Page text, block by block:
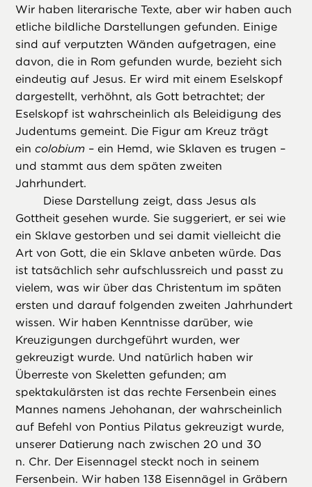
Wir haben literarische Texte, aber wir haben auch
etliche bildliche Darstellungen gefunden. Einige
sind auf verputzten Wänden aufgetragen, eine
davon, die in Rom gefunden wurde, bezieht sich
eindeutig auf Jesus. Er wird mit einem Eselskopf
dargestellt, verhöhnt, als Gott betrachtet; der
Eselskopf ist wahrscheinlich als Beleidigung des
Judentums gemeint. Die Figur am Kreuz trägt
eincolobium – ein Hemd, wie Sklaven es trugen –
und stammt aus dem späten zweiten
Jahrhundert.
Diese Darstellung zeigt, dass Jesus als
Gottheit gesehen wurde. Sie suggeriert, er sei wie
ein Sklave gestorben und sei damit vielleicht die
Art von Gott, die ein Sklave anbeten würde. Das
ist tatsächlich sehr aufschlussreich und passt zu
vielem, was wir über das Christentum im späten
ersten und darauf folgenden zweiten Jahrhundert
wissen. Wir haben Kenntnisse darüber, wie
Kreuzigungen durchgeführt wurden, wer
gekreuzigt wurde. Und natürlich haben wir
Überreste von Skeletten gefunden; am
spektakulärsten ist das rechte Fersenbein eines
Mannes namens Jehohanan, der wahrscheinlich
auf Befehl von Pontius Pilatus gekreuzigt wurde,
unserer Datierung nach zwischen 20 und 30
n. Chr. Der Eisennagel steckt noch in seinem
Fersenbein. Wir haben 138 Eisennägel in Gräbern